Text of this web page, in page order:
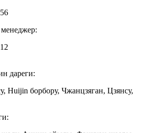
дареги:
Huijin борбору, Чжанцзяган, Цзянсу,